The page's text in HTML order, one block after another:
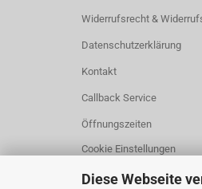
Diese Webseite
Widerrufsrecht &
Datenschutzerklärung
Kontakt
Callback Service
Öffnungszeiten
Cookie Einstellungen